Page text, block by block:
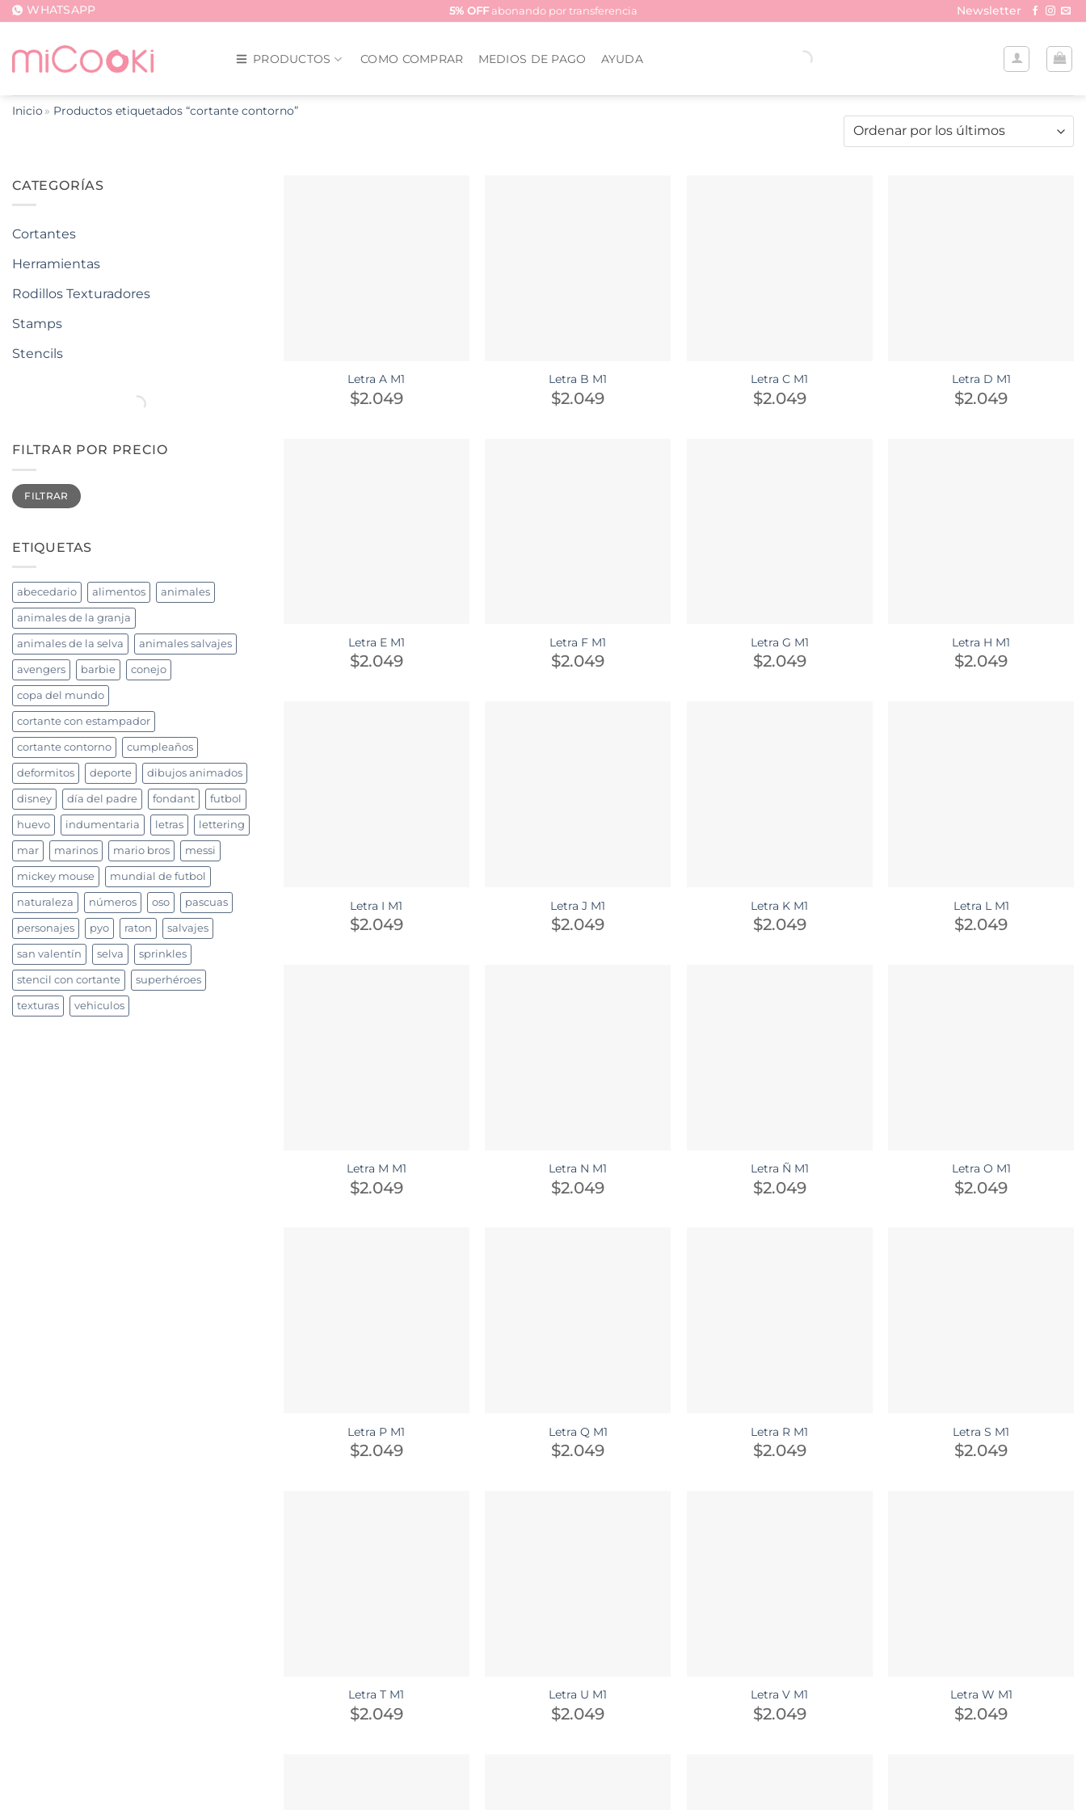
Saltar
contenido
WHATSAPP 5% OFFabonando por transferencia Newsletter
PRODUCTOS COMO COMPRAR MEDIOS DE PAGO AYUDA
Inicio Productos etiquetados “cortante contorno”
CATEGORÍAS
Cortantes
Herramientas
Rodillos Texturadores
Stamps
Stencils
FILTRAR POR PRECIO
Precio
mínimo
Precio
máximo
FILTRAR
ETIQUETAS
abecedario alimentos animales
animales de la granja
animales de la selva animales salvajes
avengers barbie conejo
copa del mundo
cortante con estampador
cortante contorno cumpleaños
deformitos deporte dibujos animados
disney día del padre fondant futbol
huevo indumentaria letras lettering
mar marinos mario bros messi
mickey mouse mundial de futbol
naturaleza números oso pascuas
personajes pyo raton salvajes
san valentín selva sprinkles
stencil con cortante superhéroes
texturas vehiculos
Letra A M1
$2.049
Letra B M1
$2.049
Letra C M1
$2.049
Letra D M1
$2.049
Letra E M1
$2.049
Letra F M1
$2.049
Letra G M1
$2.049
Letra H M1
$2.049
Letra I M1
$2.049
Letra J M1
$2.049
Letra K M1
$2.049
Letra L M1
$2.049
Letra M M1
$2.049
Letra N M1
$2.049
Letra Ñ M1
$2.049
Letra O M1
$2.049
Letra P M1
$2.049
Letra Q M1
$2.049
Letra R M1
$2.049
Letra S M1
$2.049
Letra T M1
$2.049
Letra U M1
$2.049
Letra V M1
$2.049
Letra W M1
$2.049